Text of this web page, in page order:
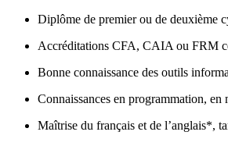
Diplôme de premier ou de deuxième
Accréditations CFA, CAIA ou FRM
Bonne connaissance des outils
Connaissances en programmation, en
Maîtrise du français et de l’anglais*,